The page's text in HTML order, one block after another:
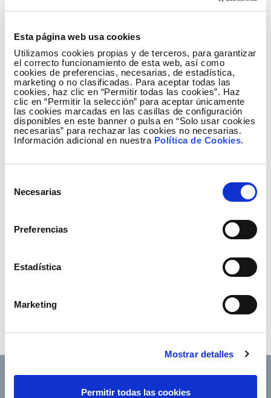
Esta página web usa cookies
Utilizamos cookies propias y de terceros, para garantizar
el correcto funcionamiento de esta web, así como
cookies de preferencias, necesarias, de estadística,
marketing o no clasificadas. Para aceptar todas las
cookies, haz clic en “Permitir todas las cookies”. Haz
clic en “Permitir la selección” para aceptar únicamente
las cookies marcadas en las casillas de configuración
disponibles en este banner o pulsa en “Solo usar cookies
necesarias” para rechazar las cookies no necesarias.
Información adicional en nuestra Política de Cookies.
Necesarias
Preferencias
Estadística
Marketing
Mostrar detalles
Permitir todas las cookies